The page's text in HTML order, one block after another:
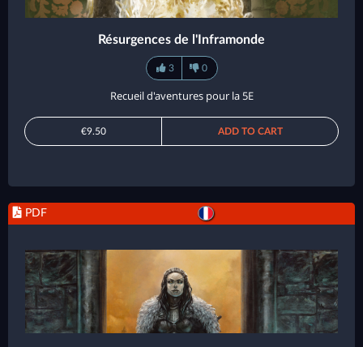
Résurgences de l'Inframonde
3 0
Recueil d'aventures pour la 5E
€9.50 ADD TO CART
PDF